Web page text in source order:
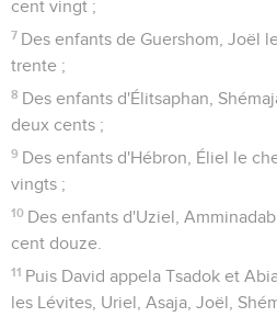
cent vingt ;
7 Des enfants de Guershom, Joël
trente ;
8 Des enfants d'Élitsaphan,
deux cents ;
9 Des enfants d'Hébron, Éliel le
vingts ;
10 Des enfants d'Uziel,
cent douze.
11 Puis David appela Tsadok et
les Lévites, Uriel, Asaja, Joël,